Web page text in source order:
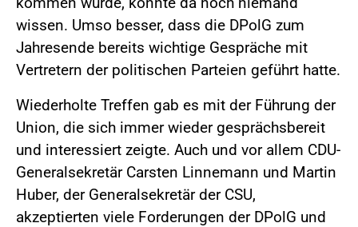
wissen. Umso besser, dass die DPolG zum
Jahresende bereits wichtige Gespräche mit
Vertretern der politischen Parteien geführt hatte.
Wiederholte Treffen gab es mit der Führung der
Union, die sich immer wieder gesprächsbereit
und interessiert zeigte. Auch und vor allem CDU-
Generalsekretär Carsten Linnemann und Martin
Huber, der Generalsekretär der CSU,
akzeptierten viele Forderungen der DPolG und